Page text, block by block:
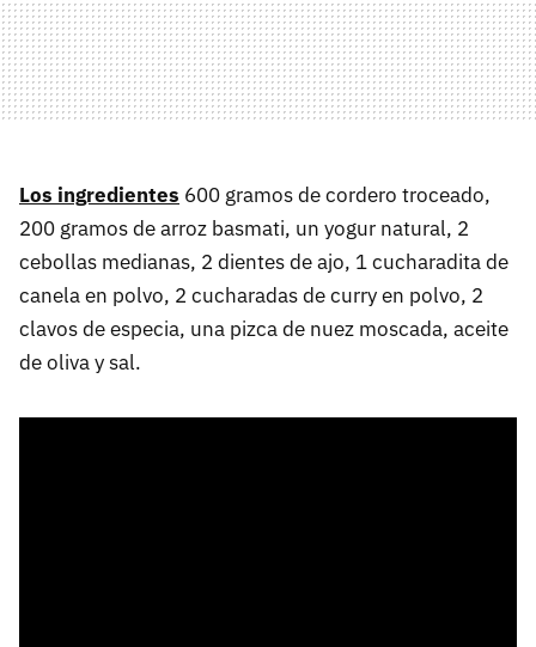
Los ingredientes 600 gramos de cordero troceado,
200 gramos de arroz basmati, un yogur natural, 2
cebollas medianas, 2 dientes de ajo, 1 cucharadita de
canela en polvo, 2 cucharadas de curry en polvo, 2
clavos de especia, una pizca de nuez moscada, aceite
de oliva y sal.